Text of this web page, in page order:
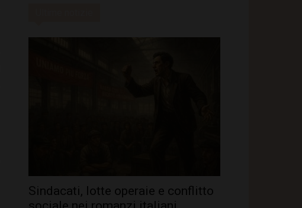
Sindacati, lotte operaie e conflitto